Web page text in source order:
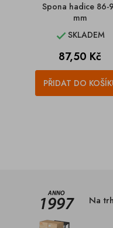
Spona hadice 86-
mm
SKLADEM
Cena
87,50 Kč
PŘIDAT DO
Na